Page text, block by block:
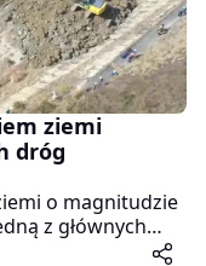
ziemi
dróg
o magnitudzie
z głównych
korki